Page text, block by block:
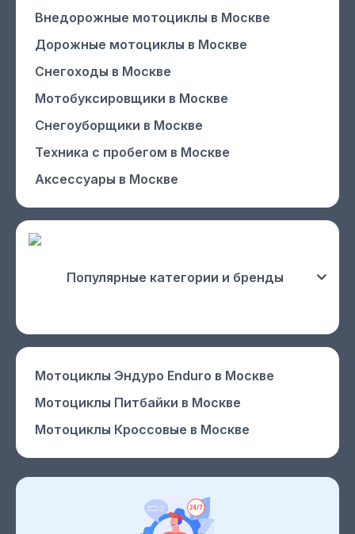
Внедорожные мотоциклы в Москве
Дорожные мотоциклы в Москве
Снегоходы в Москве
Мотобуксировщики в Москве
Снегоуборщики в Москве
Техника с пробегом в Москве
Аксессуары в Москве
Популярные категории и бренды
Мотоциклы Эндуро Enduro в Москве
Мотоциклы Питбайки в Москве
Мотоциклы Кроссовые в Москве